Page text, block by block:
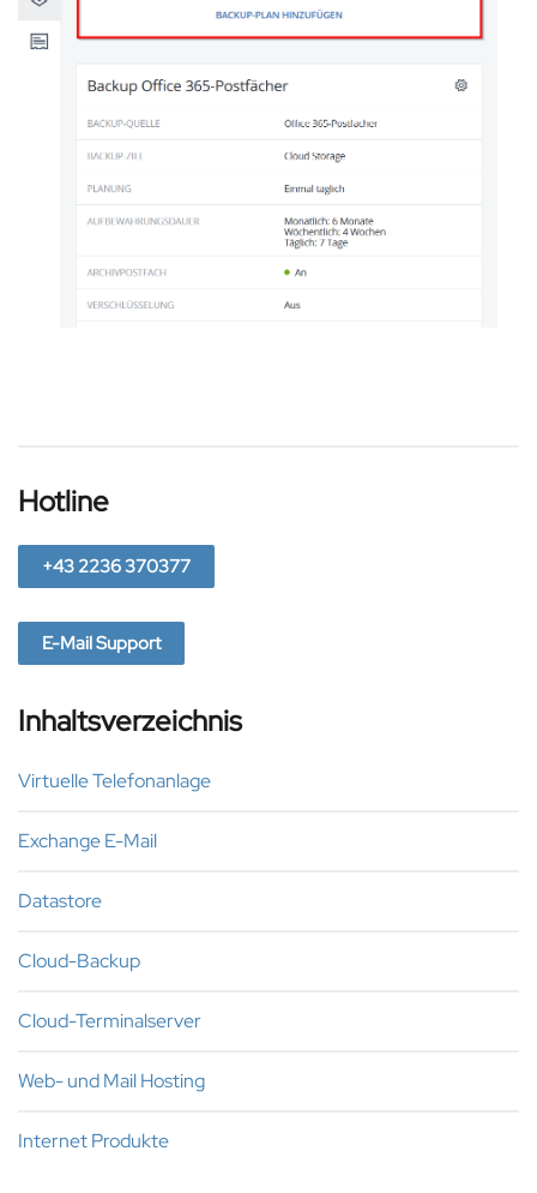
Hotline
+43 2236 370377
E-Mail Support
Inhaltsverzeichnis
Virtuelle Telefonanlage
Exchange E-Mail
Datastore
Cloud-Backup
Cloud-Terminalserver
Web- und Mail Hosting
Internet Produkte